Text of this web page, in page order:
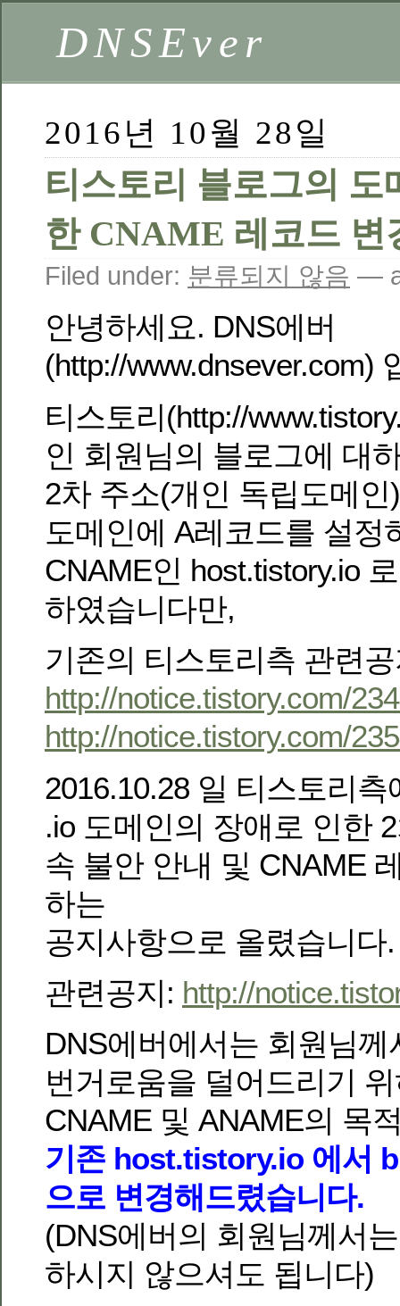
DNSEver
2016년 10월 28일
티스토리 블로그의 도
한 CNAME 레코드 변
Filed under: 분류되지 않음 —
안녕하세요. DNS에버
(http://www.dnsever.com)
티스토리(http://
인 회원님의 블로그에 대
2차 주소(개인 독립도메
도메인에 A레코드를 설정
CNAME인 host.tistory.io
하였습니다만,
기존의 티스토리측 관련
http://notice.tistory.com/
http://notice.tistory.com/
2016.10.28 일 티스토리측
.io 도메인의 장애로 인한
속 불안 안내 및 CNAME
하는
공지사항으로 올렸습니다.
관련공지: http://
DNS에버에서는 회원님
번거로움을 덜어드리기
CNAME 및 ANAME의 목
기존 host.tistory.io 에서
으로 변경해드렸습니다.
(DNS에버의 회원님께서
하시지 않으셔도 됩니다)